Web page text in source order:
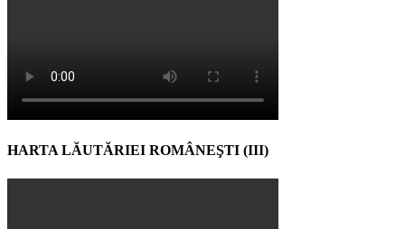
HARTA LĂUTĂRIEI ROMÂNEŞTI (III)